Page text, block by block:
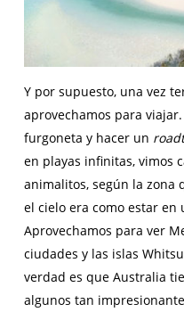
Y por supuesto, una vez
aprovechamos para
furgoneta y hacer un
en playas infinitas, vimos
animalitos, según la zona
el cielo era como estar
Aprovechamos para ver
ciudades y las islas
verdad es que Australia
algunos tan